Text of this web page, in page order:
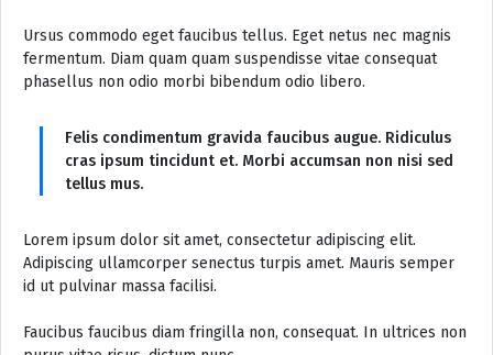
Ursus commodo eget faucibus tellus. Eget netus nec magnis
fermentum. Diam quam quam suspendisse vitae consequat
phasellus non odio morbi bibendum odio libero.
Felis condimentum gravida faucibus augue. Ridiculus
cras ipsum tincidunt et. Morbi accumsan non nisi sed
tellus mus.
Lorem ipsum dolor sit amet, consectetur adipiscing elit.
Adipiscing ullamcorper senectus turpis amet. Mauris semper
id ut pulvinar massa facilisi.
Faucibus faucibus diam fringilla non, consequat. In ultrices non